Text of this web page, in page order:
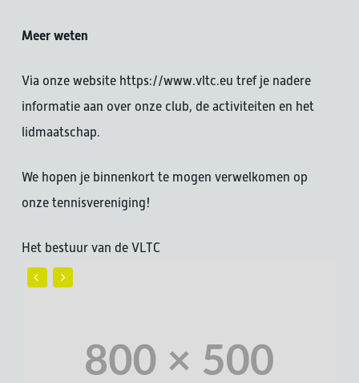
Meer weten
Via onze website https://www.vltc.eu tref je nadere
informatie aan over onze club, de activiteiten en het
lidmaatschap.
We hopen je binnenkort te mogen verwelkomen op
onze tennisvereniging!
Het bestuur van de VLTC